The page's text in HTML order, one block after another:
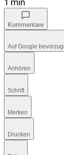
Kommentare
Auf Google
Anhören
Schrift
Merken
Drucken